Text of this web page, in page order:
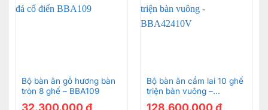
Bộ bàn ăn gỗ hương bàn
tròn 8 ghế – BBA109
Bộ bàn ăn cẩm lai 10 ghế
triện bàn vuông –
BBA42410V